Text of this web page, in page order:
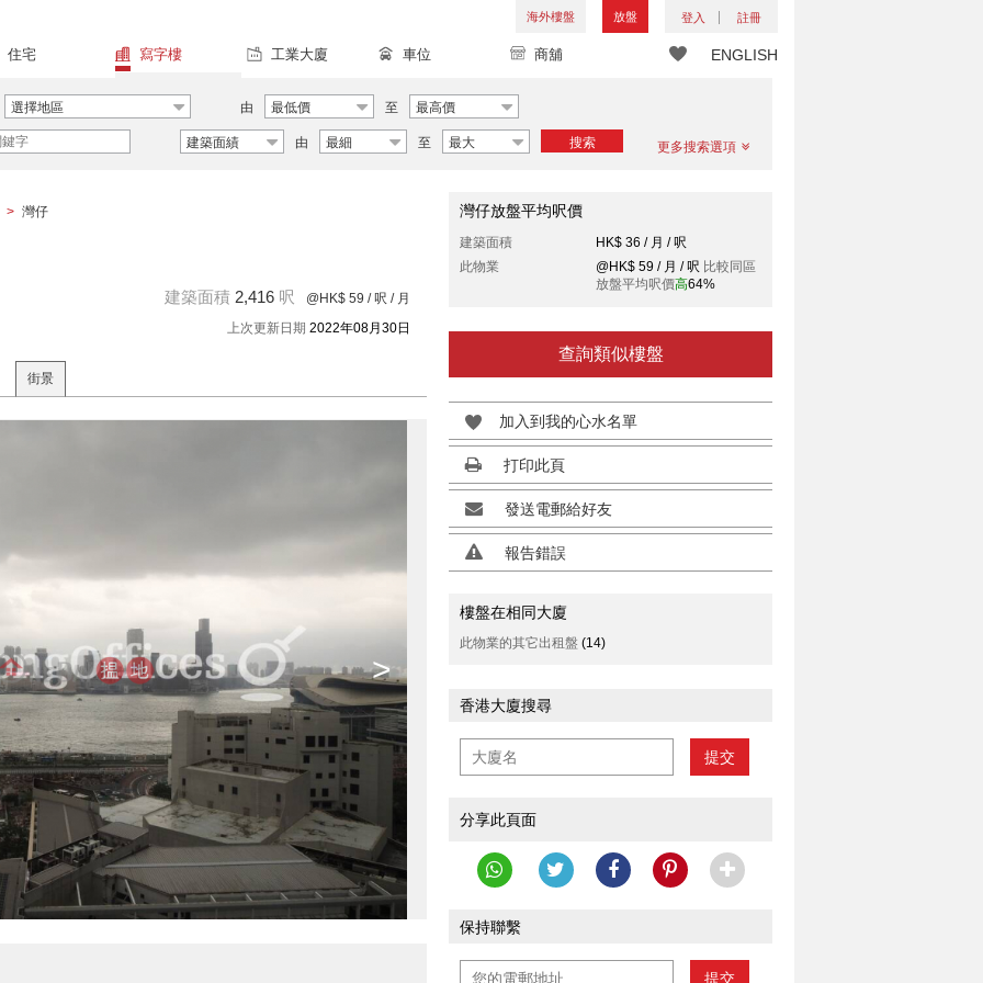
海外樓盤 放盤 登入 註冊
ENGLISH
住宅 寫字樓 工業大廈 車位 商舖
選擇地區 由 最低價 至 最高價
建築面績 由 最細 至 最大 搜索 更多搜索選項
> 灣仔
建築面積 2,416 呎 @HK$ 59 / 呎 / 月
上次更新日期 2022年08月30日
街景
>
灣仔放盤平均呎價
建築面積
HK$ 36 / 月 / 呎
此物業
@HK$ 59 / 月 / 呎 比較同區
放盤平均呎價高64%
查詢類似樓盤
加入到我的心水名單
打印此頁
發送電郵給好友
報告錯誤
樓盤在相同大廈
此物業的其它出租盤 (14)
香港大廈搜尋
提交
分享此頁面
保持聯繫
提交